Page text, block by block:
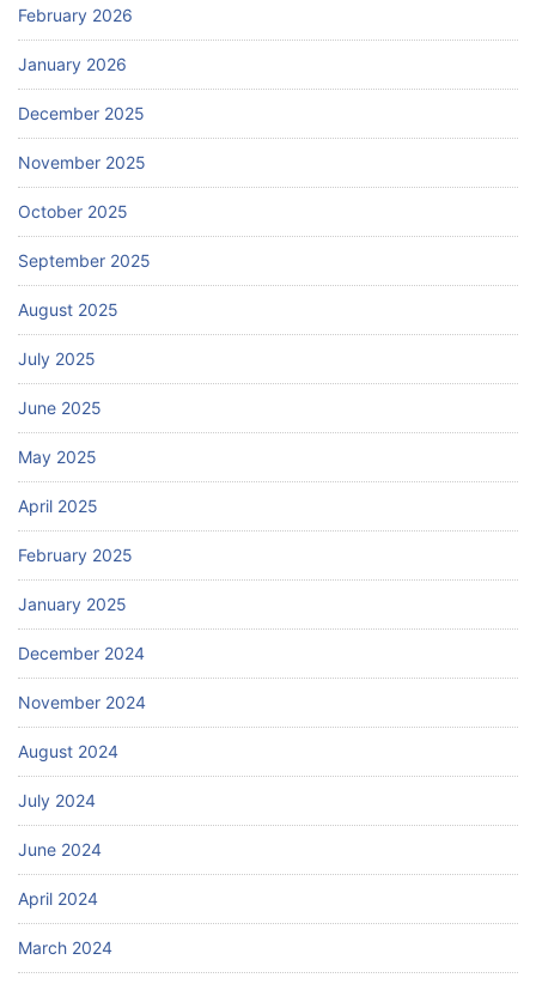
February 2026
January 2026
December 2025
November 2025
October 2025
September 2025
August 2025
July 2025
June 2025
May 2025
April 2025
February 2025
January 2025
December 2024
November 2024
August 2024
July 2024
June 2024
April 2024
March 2024